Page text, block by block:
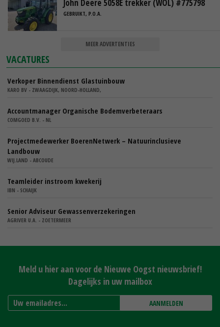
John Deere 5058E trekker (WOL) #775798
GEBRUIKT, P.O.A.
MEER ADVERTENTIES
VACATURES
Verkoper Binnendienst Glastuinbouw
KARO BV - ZWAAGDIJK, NOORD-HOLLAND,
Accountmanager Organische Bodemverbeteraars
COMGOED B.V. - NL
Projectmedewerker BoerenNetwerk – Natuurinclusieve
Landbouw
WIJ.LAND - ABCOUDE
Teamleider instroom kwekerij
IBN - SCHAIJK
Senior Adviseur Gewassenverzekeringen
AGRIVER U.A. - ZOETERMEER
Meld u hier aan voor de Nieuwe Oogst nieuwsbrief!
Dagelijks in uw mailbox
AANMELDEN